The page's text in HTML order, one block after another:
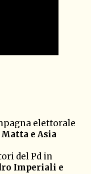
elettorale
e Asia
del Pd in
Imperiali e